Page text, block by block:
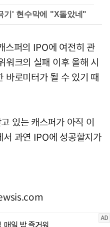
기' 현수막에 "X돌았네"
스퍼의 IPO에 여전히 관
워크의 실패 이후 올해 시
바로미터가 될 수 있기 때
있는 캐스퍼가 아직 이
과연 IPO에 성공할지가